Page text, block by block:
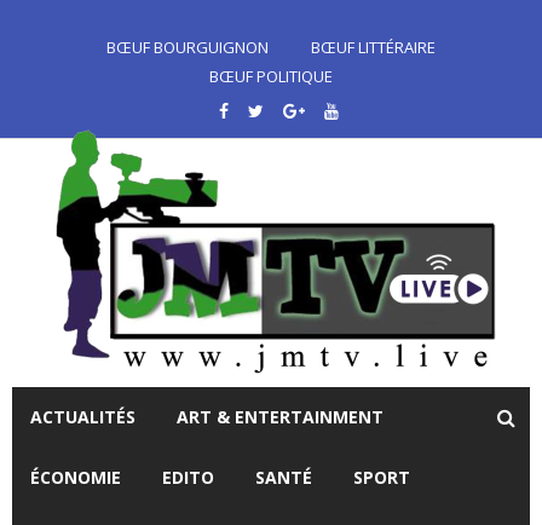
BŒUF BOURGUIGNON
BŒUF LITTÉRAIRE
BŒUF POLITIQUE
ACTUALITÉS ART & ENTERTAINMENT
ÉCONOMIE EDITO SANTÉ SPORT